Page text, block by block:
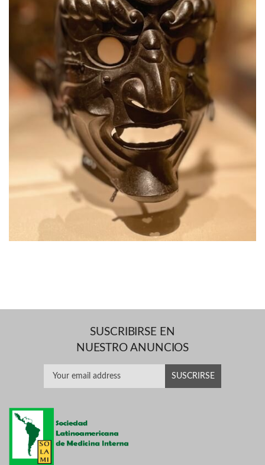
SUSCRIBIRSE EN
NUESTRO ANUNCIOS